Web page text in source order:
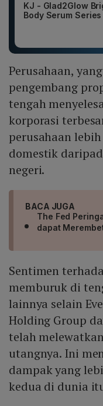
KJ - Glad2Glow
Body Serum Series
Perusahaan,
pengembang
tengah
korporasi
perusahaan
domestik
negeri.
BACA JUGA
The Fed
dapat
Sentimen
memburuk di
lainnya selain
Holding Group
telah
utangnya. Ini
dampak yang
kedua di dunia